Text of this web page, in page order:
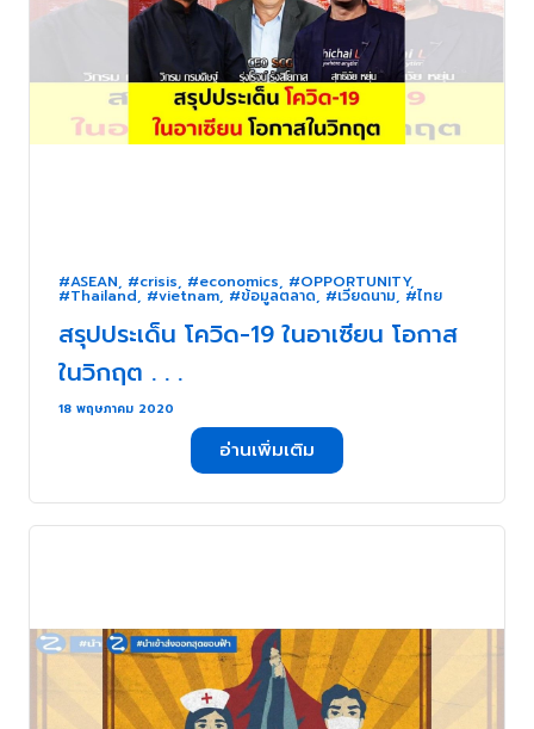
#ASEAN, #crisis, #economics, #OPPORTUNITY,
#Thailand, #vietnam, #ข้อมูลตลาด, #เวียดนาม, #ไทย
สรุปประเด็น โควิด-19 ในอาเซียน โอกาส
ในวิกฤต . . .
18 พฤษภาคม 2020
อ่านเพิ่มเติม